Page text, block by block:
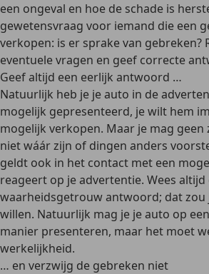
een ongeval en hoe de schade is
gewetensvraag voor iemand die een
verkopen: is er sprake van gebreken?
eventuele vragen en geef correcte
Geef altijd een eerlijk antwoord …
Natuurlijk heb je je auto in de
mogelijk gepresenteerd, je wilt hem
mogelijk verkopen. Maar je mag geen
niet wáár zijn of dingen anders
geldt ook in het contact met een
reageert op je advertentie. Wees
waarheidsgetrouw antwoord; dat zou
willen. Natuurlijk mag je je auto op
manier presenteren, maar het moet
werkelijkheid.
… en verzwijg de gebreken niet